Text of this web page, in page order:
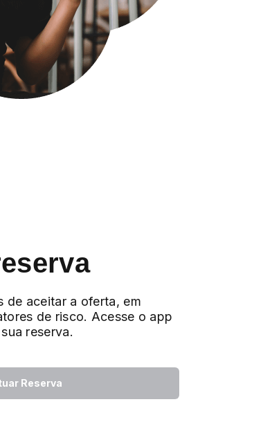
de aceitar a oferta, em
de risco. Acesse o app
reserva.
Reserva